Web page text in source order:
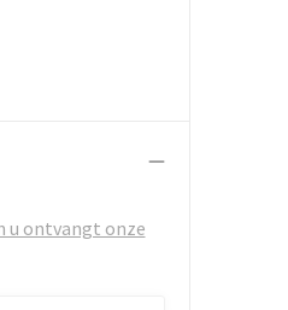
u ontvangt onze